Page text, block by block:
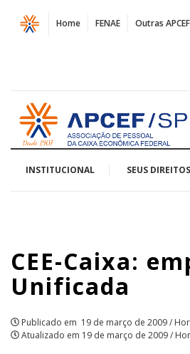
Página
CEE-
empregados
devem
participar
da
|
APCEF/SP
Home FENAE Outras
Acessar
página
inicial
INSTITUCIONAL SEUS DIREITOS
CEE-Caixa:
Unificada
Publicado em 19 de março de 2009 /
Atualizado em 19 de março de 2009 /